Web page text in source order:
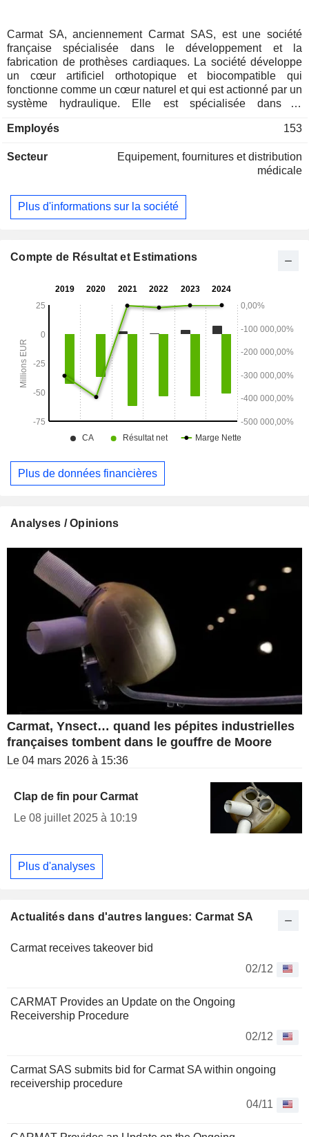
Actualités dans d'autres langues: Carmat SA
Carmat receives takeover bid
02/12
CARMAT Provides an Update on the Ongoing
Receivership Procedure
02/12
Carmat SAS submits bid for Carmat SA within ongoing
receivership procedure
04/11
Carmat SA, anciennement Carmat SAS, est une société
française spécialisée dans le développement et la
fabrication de prothèses cardiaques. La société développe
un cœur artificiel orthotopique et biocompatible qui
fonctionne comme un cœur naturel et qui est actionné par un
système hydraulique. Elle est spécialisée dans le
implantable, de son système d’alimentation électrique et de
réseau de partenariats avec des hôpitaux et diverses
entreprises scientifiques, tels que l’Hôpital européen
Lannelongue, l’Hôpital Charles Nicolle de Rouen, Dedienne
Santé, PaxiTech, Vignal Artru Industries, French Vessels,
Employés 153
Secteur
Equipement, fournitures et distribution
médicale
Plus d'informations sur la société
Compte de Résultat et Estimations
Plus de données financières
Analyses / Opinions
Carmat, Ynsect… quand les pépites industrielles
françaises tombent dans le gouffre de Moore
Le 04 mars 2026 à 15:36
Clap de fin pour Carmat
Le 08 juillet 2025 à 10:19
Plus d'analyses